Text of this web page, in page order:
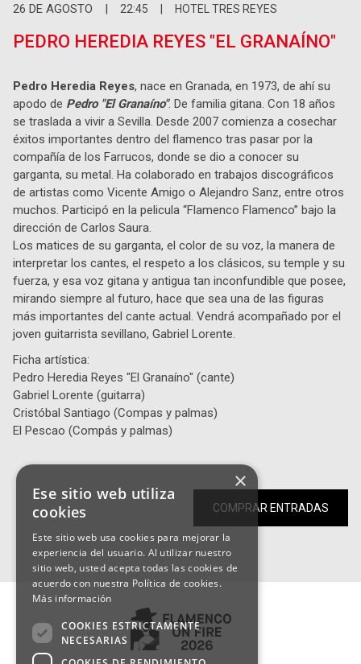
26 DE AGOSTO | 22:45 HOTEL TRES REYES
PEDRO HEREDIA REYES "EL GRANAÍNO"
Pedro Heredia Reyes, nace en Granada, en 1973, de ahí su
apodo de Pedro "El Granaíno". De familia gitana. Con 18 años
se traslada a vivir a Sevilla. Desde 2007 comienza a cosechar
éxitos importantes dentro del flamenco tras pasar por la
compañía de los Farrucos, donde se dio a conocer su
garganta, su metal. Ha colaborado en trabajos discográficos
de artistas como Vicente Amigo o Alejandro Sanz, entre otros
muchos. Participó en la pelicula “Flamenco Flamenco” bajo la
dirección de Carlos Saura.
Los matices de su garganta, el color de su voz, la manera de
interpretar los cantes, el respeto a los clásicos, su temple y su
fuerza, y esa voz gitana y antigua tan inconfundible que posee,
mirando siempre al futuro, hace que sea una de las figuras
más importantes del cante actual. Vendrá acompañado por el
joven guitarrista sevillano, Gabriel Lorente.
Ficha artística:
Pedro Heredia Reyes "El Granaíno" (cante)
Gabriel Lorente (guitarra)
Cristóbal Santiago (Compas y palmas)
El Pescao (Compás y palmas)
COMPRAR ENTRADAS
×
Ese sitio web utiliza
cookies
Este sitio web usa cookies para mejorar la
experiencia del usuario. Al utilizar nuestro
sitio web, usted acepta todas las cookies de
acuerdo con nuestra Política de cookies.
Más información
COOKIES ESTRICTAMENTE
NECESARIAS